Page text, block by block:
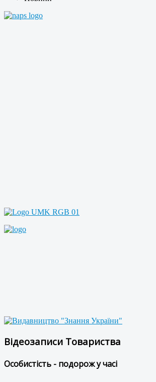
Відеозаписи Товариства
Особистість - подорож у часі